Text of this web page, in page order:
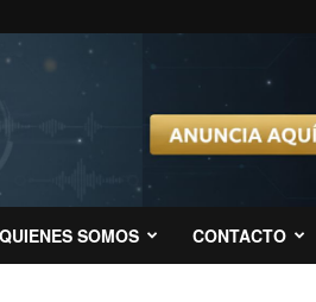
QUIENES SOMOS CONTACTO